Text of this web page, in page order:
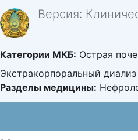
Версия:
Категории МКБ: Острая
Экстракорпоральный диализ
Разделы медицины: